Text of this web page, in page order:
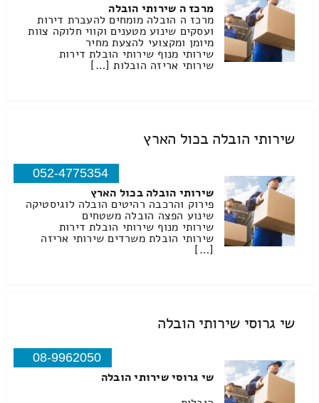
מרכז ה שירותי הובלה
מרכז ה הובלה מומחים להעברת דירות
ועסקים שינוע מטענים וקווי חלוקה צוות
מיומן ומקצועי להצעת מחיר
שירותי מנוף שירותי הובלת דירות
שירותי אריזה הובלות […]
שירותי הובלה בכול הארץ
052-4775354
שירותי הובלה בכול הארץ
פירוק והרכבה רהיטים הובלה לוגיסטיקה
שינוע הפצה הובלה משטחים
שירותי מנוף שירותי הובלת דירות
שירותי הובלת משרדים שירותי אריזה
[…]
שי גרוסי שירותי הובלה
08-9962050
שי גרוסי שירותי הובלה